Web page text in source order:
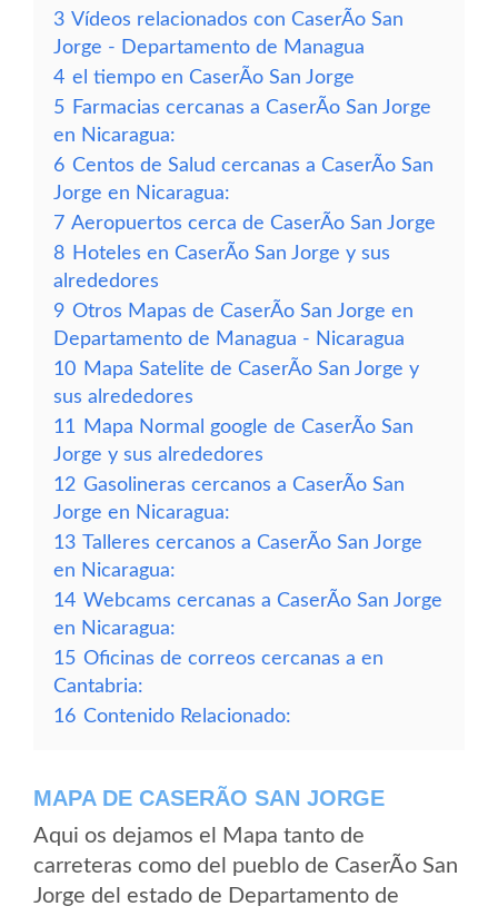
3 Vídeos relacionados con CaserÃ­o San
Jorge - Departamento de Managua
4 el tiempo en CaserÃ­o San Jorge
5 Farmacias cercanas a CaserÃ­o San Jorge
en Nicaragua:
6 Centos de Salud cercanas a CaserÃ­o San
Jorge en Nicaragua:
7 Aeropuertos cerca de CaserÃ­o San Jorge
8 Hoteles en CaserÃ­o San Jorge y sus
alrededores
9 Otros Mapas de CaserÃ­o San Jorge en
Departamento de Managua - Nicaragua
10 Mapa Satelite de CaserÃ­o San Jorge y
sus alrededores
11
Mapa Normal google de CaserÃ­o San
Jorge y sus alrededores
12 Gasolineras cercanos a CaserÃ­o San
Jorge en Nicaragua:
13 Talleres cercanos a CaserÃ­o San Jorge
en Nicaragua:
14 Webcams cercanas a CaserÃ­o San Jorge
en Nicaragua:
15 Oficinas de correos cercanas a en
Cantabria:
16 Contenido Relacionado:
MAPA DE CASERÃ­O SAN JORGE
Aqui os dejamos el Mapa tanto de
carreteras como del pueblo de CaserÃ­o San
Jorge del estado de Departamento de